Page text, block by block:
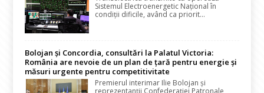
Sistemul Electroenergetic Național în
condiții dificile, având ca priorit...
Bolojan și Concordia, consultări la Palatul Victoria:
România are nevoie de un plan de țară pentru energie și
măsuri urgente pentru competitivitate
Premierul interimar Ilie Bolojan și
reprezentanții Confederației Patronale